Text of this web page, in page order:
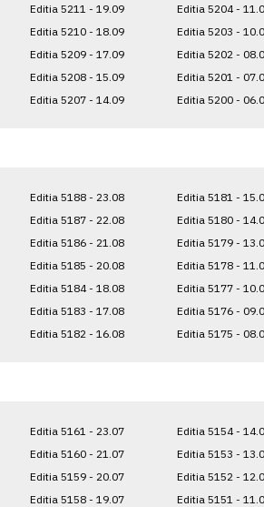
Editia 5211 - 19.09
Editia 5210 - 18.09
Editia 5209 - 17.09
Editia 5208 - 15.09
Editia 5207 - 14.09
Editia 5204 -
Editia 5203 -
Editia 5202 -
Editia 5201 -
Editia 5200 -
Editia 5188 - 23.08
Editia 5187 - 22.08
Editia 5186 - 21.08
Editia 5185 - 20.08
Editia 5184 - 18.08
Editia 5183 - 17.08
Editia 5182 - 16.08
Editia 5181 -
Editia 5180 -
Editia 5179 -
Editia 5178 -
Editia 5177 -
Editia 5176 -
Editia 5175 -
Editia 5161 - 23.07
Editia 5160 - 21.07
Editia 5159 - 20.07
Editia 5158 - 19.07
Editia 5154 -
Editia 5153 -
Editia 5152 -
Editia 5151 -